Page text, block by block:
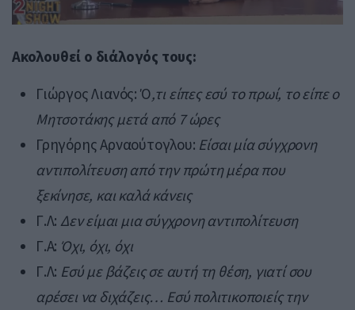
Ακολουθεί ο διάλογός τους:
Γιώργος Λιανός: Ό,τι είπες εσύ το πρωί, το είπε ο
Μητσοτάκης μετά από 7 ώρες
Γρηγόρης Αρναούτογλου: Είσαι μία σύγχρονη
αντιπολίτευση από την πρώτη μέρα που
ξεκίνησε, και καλά κάνεις
Γ.Λ: Δεν είμαι μια σύγχρονη αντιπολίτευση
Γ.Α: Όχι, όχι, όχι
Γ.Λ: Εσύ με βάζεις σε αυτή τη θέση, γιατί σου
αρέσει να διχάζεις… Εσύ πολιτικοποιείς την